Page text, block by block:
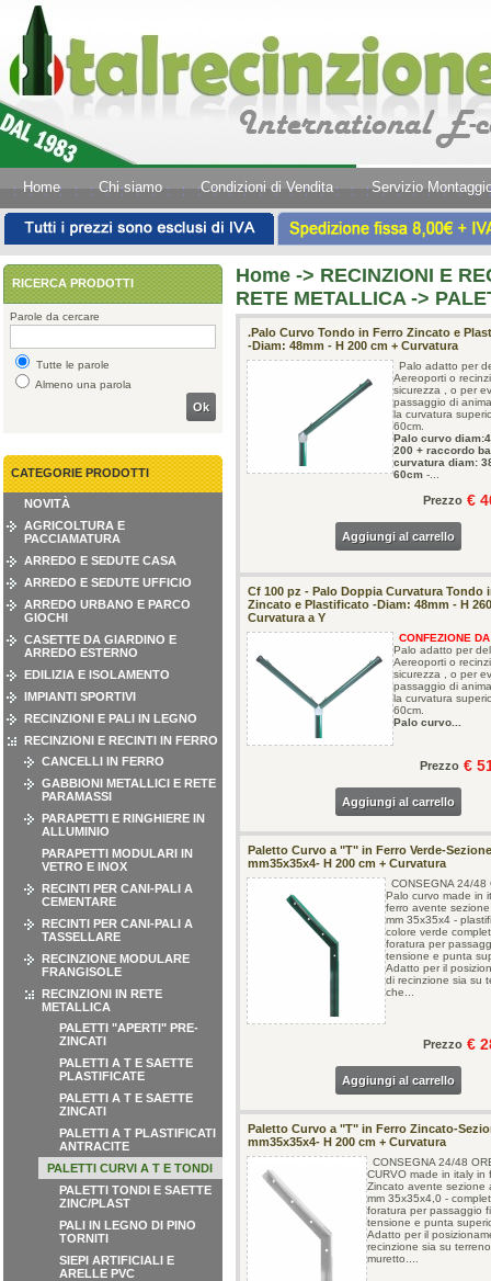
Home Chi siamo Condizioni di Vendita Servizio
RICERCA PRODOTTI
Parole da cercare
Tutte le parole
Almeno una parola
Ok
CATEGORIE PRODOTTI
NOVITÀ
AGRICOLTURA E
PACCIAMATURA
ARREDO E SEDUTE CASA
ARREDO E SEDUTE UFFICIO
ARREDO URBANO E PARCO
GIOCHI
CASETTE DA GIARDINO E
ARREDO ESTERNO
EDILIZIA E ISOLAMENTO
IMPIANTI SPORTIVI
RECINZIONI E PALI IN LEGNO
RECINZIONI E RECINTI IN FERRO
CANCELLI IN FERRO
GABBIONI METALLICI E RETE
PARAMASSI
PARAPETTI E RINGHIERE IN
ALLUMINIO
PARAPETTI MODULARI IN
VETRO E INOX
RECINTI PER CANI-PALI A
CEMENTARE
RECINTI PER CANI-PALI A
TASSELLARE
RECINZIONE MODULARE
FRANGISOLE
RECINZIONI IN RETE
METALLICA
PALETTI "APERTI" PRE-
ZINCATI
PALETTI A T E SAETTE
PLASTIFICATE
PALETTI A T E SAETTE
ZINCATI
PALETTI A T PLASTIFICATI
ANTRACITE
PALETTI CURVI A T E TONDI
PALETTI TONDI E SAETTE
ZINC/PLAST
PALI IN LEGNO DI PINO
TORNITI
SIEPI ARTIFICIALI E
ARELLE PVC
Home -> RECINZIONI E
RETE METALLICA ->
.Palo Curvo Tondo in Ferro Zincato e
-Diam: 48mm - H 200 cm + Curvatura
Palo adatto per
Aereoporti o
sicurezza , o per
passaggio di
la curvatura
60cm.
Palo curvo
200 + raccordo
curvatura diam:
60cm -...
Prezzo €
Aggiungi al carrello
Cf 100 pz - Palo Doppia Curvatura Tondo
Zincato e Plastificato -Diam: 48mm - H
Curvatura a Y
CONFEZIONE
Palo adatto per
Aereoporti o
sicurezza , o per
passaggio di
la curvatura
60cm.
Palo curvo...
Prezzo €
Aggiungi al carrello
Paletto Curvo a "T" in Ferro Verde-Sezione
mm35x35x4- H 200 cm + Curvatura
CONSEGNA 24/48
Palo curvo made in
ferro avente
mm 35x35x4 -
colore verde
foratura per
tensione e punta
Adatto per il
di recinzione sia su
che...
Prezzo €
Aggiungi al carrello
Paletto Curvo a "T" in Ferro Zincato-
mm35x35x4- H 200 cm + Curvatura
CONSEGNA 24/48
CURVO made in italy in
Zincato avente sezione
mm 35x35x4,0 -
foratura per passaggio
tensione e punta
Adatto per il
recinzione sia su
muretto....